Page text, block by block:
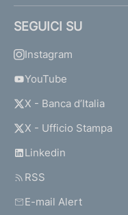
SEGUICI SU
Instagram
YouTube
X - Banca d’Italia
X - Ufficio Stampa
Linkedin
RSS
E-mail Alert